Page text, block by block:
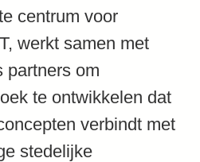
centrum voor
werkt samen met
partners om
te ontwikkelen dat
verbindt met
stedelijke